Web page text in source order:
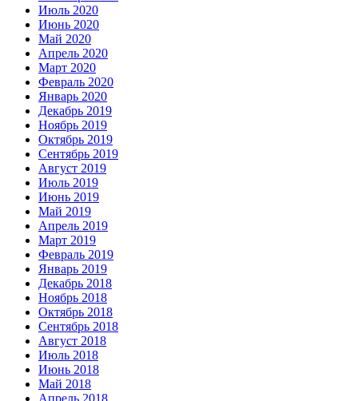
Июль 2020
Июнь 2020
Май 2020
Апрель 2020
Март 2020
Февраль 2020
Январь 2020
Декабрь 2019
Ноябрь 2019
Октябрь 2019
Сентябрь 2019
Август 2019
Июль 2019
Июнь 2019
Май 2019
Апрель 2019
Март 2019
Февраль 2019
Январь 2019
Декабрь 2018
Ноябрь 2018
Октябрь 2018
Сентябрь 2018
Август 2018
Июль 2018
Июнь 2018
Май 2018
Апрель 2018